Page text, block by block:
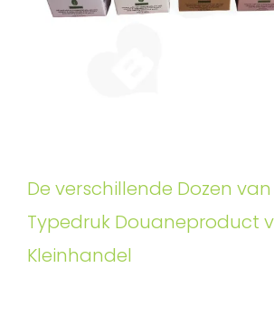
De verschillende Dozen
Typedruk Douaneproduct
Kleinhandel